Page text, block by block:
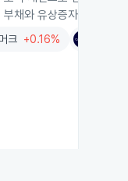
채와 유상증자에 의존
머크 +0.16%